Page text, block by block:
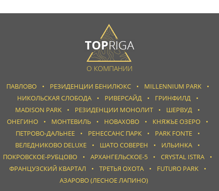
О КОМПАНИИ
ПАВЛОВО РЕЗИДЕНЦИИ БЕНИЛЮКС
MILLENNIUM PARK
НИКОЛЬСКАЯ СЛОБОДА
РИВЕРСАЙД
ГРИНФИЛД
MADISON PARK
РЕЗИДЕНЦИИ МОНОЛИТ
ШЕРВУД
ОНЕГИНО
МОНТЕВИЛЬ НОВАХОВО
КНЯЖЬЕ ОЗЕРО
ПЕТРОВО-ДАЛЬНЕЕ
РЕНЕССАНС ПАРК
PARK FONTE
ВЕЛЕДНИКОВО DELUXE
ШАТО СОВЕРЕН
ИЛЬИНКА
ПОКРОВСКОЕ-РУБЦОВО
АРХАНГЕЛЬСКОЕ-5
CRYSTAL ISTRA
ФРАНЦУЗСКИЙ КВАРТАЛ
ТРЕТЬЯ ОХОТА
FUTURO PARK
АЗАРОВО (ЛЕСНОЕ ЛАПИНО)